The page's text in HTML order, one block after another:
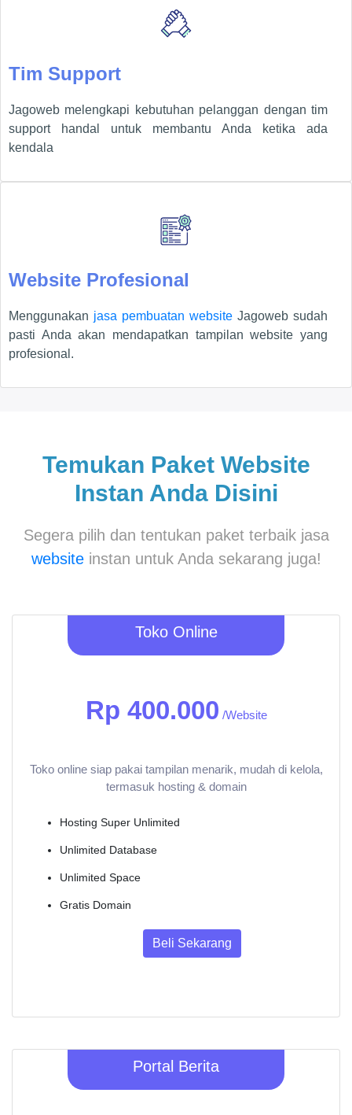
Tim Support
Jagoweb melengkapi kebutuhan pelanggan dengan tim
support handal untuk membantu Anda ketika ada
kendala
Website Profesional
Menggunakan jasa pembuatan website Jagoweb sudah
pasti Anda akan mendapatkan tampilan website yang
profesional.
Temukan Paket Website
Instan Anda Disini
Segera pilih dan tentukan paket terbaik jasa
websiteinstan untuk Anda sekarang juga!
Toko Online
Rp 400.000 /Website
Toko online siap pakai tampilan menarik, mudah di kelola,
termasuk hosting & domain
Hosting Super Unlimited
Unlimited Database
Unlimited Space
Gratis Domain
Beli Sekarang
Portal Berita